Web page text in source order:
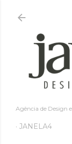
Agência de Design
JANELA4